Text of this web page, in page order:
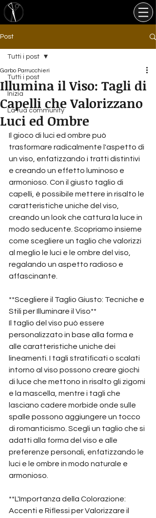
Post
Tutti i post
Inizia
La tua community
Tutti i post
Illumina il Viso: Tagli di
Capelli che Valorizzano
Luci ed Ombre
Garbo Parrucchieri
Il gioco di luci ed ombre può
trasformare radicalmente l'aspetto di
un viso, enfatizzando i tratti distintivi
e creando un effetto luminoso e
armonioso. Con il giusto taglio di
capelli, è possibile mettere in risalto le
caratteristiche uniche del viso,
creando un look che cattura la luce in
modo seducente. Scopriamo insieme
come scegliere un taglio che valorizzi
al meglio le luci e le ombre del viso,
regalando un aspetto radioso e
affascinante.
**Scegliere il Taglio Giusto: Tecniche e
Stili per Illuminare il Viso**
Il taglio del viso può essere
personalizzato in base alla forma e
alle caratteristiche uniche dei
lineamenti. I tagli stratificati o scalati
intorno al viso possono creare giochi
di luce che mettono in risalto gli zigomi
e la mascella, mentre i tagli che
lasciano cadere morbide onde sulle
spalle possono aggiungere un tocco
di romanticismo. Scegli un taglio che si
adatti alla forma del viso e alle
preferenze personali, enfatizzando le
luci e le ombre in modo naturale e
armonioso.
**L'Importanza della Colorazione:
Accenti e Riflessi per Valorizzare il